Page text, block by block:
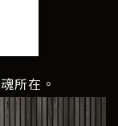
所在。